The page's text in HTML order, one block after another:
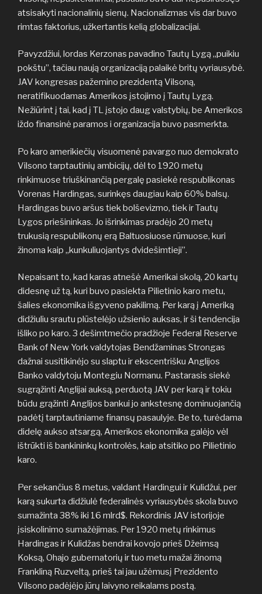
atsisakyti nacionalinių sienų. Nacionalizmas vis dar buvo
rimtas faktorius, užkertantis kelią globalizacijai.
Pavyzdžiui, lordas Kerzonas pavadino Tautų Lygą „puikiu
pokštu”, tačiau naują organizaciją palaikė britų vyriausybė.
JAV kongresas pažemino prezidentą Vilsoną,
neratifikuodamas Amerikos įstojimo į Tautų Lygą.
Nežiūrint į tai, kad į TL įstojo daug valstybių, be Amerikos
iždo finansinė paramos i organizacija buvo pasmerkta.
Po karo amerikiečių visuomenė pavargo nuo demokrato
Vilsono tarptautinių ambicijų, dėl to 1920 metų
rinkimuose triuškinančią pergalę pasiekė respublikonas
Vorenas Hardingas, surinkęs daugiau kaip 60% balsų.
Hardingas buvo aršus tiek bolševizmo, tiek ir Tautų
Lygos priešininkas. Jo išrinkimas pradėjo 20 metų
trukusią respublikonų erą Baltuosiuose rūmuose, kuri
žinoma kaip „kunkuliuojantys dvidešimtieji”.
Nepaisant to, kad karas atnešė Amerikai skolą, 20 kartų
didesnę už tą, kuri buvo pasiekta Pilietinio karo metu,
šalies ekonomika išgyveno pakilimą. Per karą į Ameriką
didžiuliu srautu plūstelėjo užsienio auksas, ir ši tendencija
išliko po karo. 3 dešimtmečio pradžioje Federal Reserve
Bank of New York valdytojas Bendžaminas Strongas
dažnai susitikinėjo su slaptu ir ekscentrišku Anglijos
Banko valdytoju Montegiu Normanu. Pastarasis siekė
sugrąžinti Anglijai auksą, perduotą JAV per karą ir tokiu
būdu grąžinti Anglijos bankui jo ankstesnę dominuojančią
padėtį tarptautiniame finansų pasaulyje. Be to, turėdama
didelę aukso atsargą, Amerikos ekonomika galėjo vėl
ištrūkti iš bankininkų kontrolės, kaip atsitiko po Pilietinio
karo.
Per sekančius 8 metus, valdant Hardingui ir Kulidžui, per
karą sukurta didžiulė federalinės vyriausybės skola buvo
sumažinta 38% iki 16 mlrd$. Rekordinis JAV istorijoje
įsiskolinimo sumažėjimas. Per 1920 metų rinkimus
Hardingas ir Kulidžas bendrai kovojo prieš Džeimsą
Koksą, Ohajo gubernatorių ir tuo metu mažai žinomą
Frankliną Ruzveltą, prieš tai jau užėmusį Prezidento
Vilsono padėjėjo jūrų laivyno reikalams postą.